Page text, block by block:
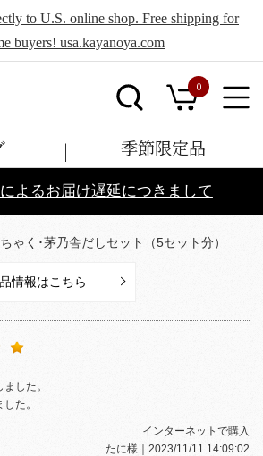
to U.S. online shop. Free shipping for
buyers! usa.kayanoya.com
0
季節限定品
よるお届け遅延につきまして
ゃく･茅乃舎だしセット（5セット分）
情報はこちら
した。
た。
インターネットで購入
たに様 ｜2023/11/11 14:09:02